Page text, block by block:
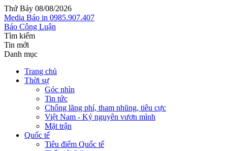
Thứ Bảy 08/08/2026
Media Báo in 0985.907.407
Báo Công Luận
Tìm kiếm
Tin mới
Danh mục
Trang chủ
Thời sự
Góc nhìn
Tin tức
Chống lãng phí, tham nhũng, tiêu cực
Việt Nam - Kỷ nguyên vươn mình
Mặt trận
Quốc tế
Tiêu điểm Quốc tế